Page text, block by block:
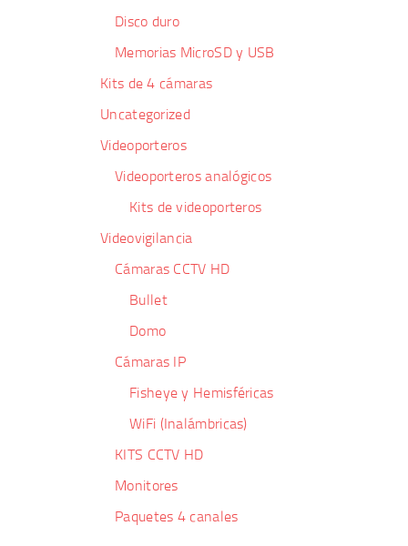
Disco duro
Memorias MicroSD y USB
Kits de 4 cámaras
Uncategorized
Videoporteros
Videoporteros analógicos
Kits de videoporteros
Videovigilancia
Cámaras CCTV HD
Bullet
Domo
Cámaras IP
Fisheye y Hemisféricas
WiFi (Inalámbricas)
KITS CCTV HD
Monitores
Paquetes 4 canales